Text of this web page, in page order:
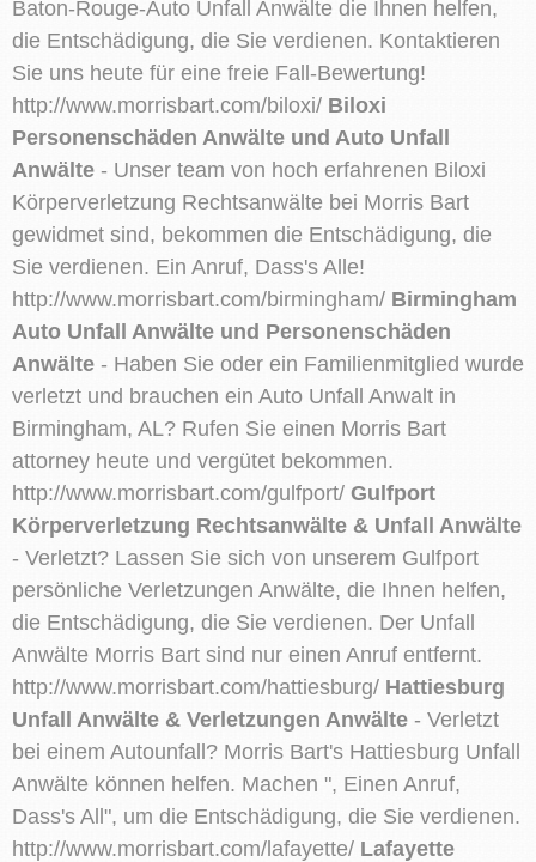
Baton-Rouge-Auto Unfall Anwälte die Ihnen helfen,
die Entschädigung, die Sie verdienen. Kontaktieren
Sie uns heute für eine freie Fall-Bewertung!
http://www.morrisbart.com/biloxi/ Biloxi
Personenschäden Anwälte und Auto Unfall
Anwälte - Unser team von hoch erfahrenen Biloxi
Körperverletzung Rechtsanwälte bei Morris Bart
gewidmet sind, bekommen die Entschädigung, die
Sie verdienen. Ein Anruf, Dass's Alle!
http://www.morrisbart.com/birmingham/ Birmingham
Auto Unfall Anwälte und Personenschäden
Anwälte - Haben Sie oder ein Familienmitglied wurde
verletzt und brauchen ein Auto Unfall Anwalt in
Birmingham, AL? Rufen Sie einen Morris Bart
attorney heute und vergütet bekommen.
http://www.morrisbart.com/gulfport/ Gulfport
Körperverletzung Rechtsanwälte & Unfall Anwälte
- Verletzt? Lassen Sie sich von unserem Gulfport
persönliche Verletzungen Anwälte, die Ihnen helfen,
die Entschädigung, die Sie verdienen. Der Unfall
Anwälte Morris Bart sind nur einen Anruf entfernt.
http://www.morrisbart.com/hattiesburg/ Hattiesburg
Unfall Anwälte & Verletzungen Anwälte - Verletzt
bei einem Autounfall? Morris Bart's Hattiesburg Unfall
Anwälte können helfen. Machen ", Einen Anruf,
Dass's All", um die Entschädigung, die Sie verdienen.
http://www.morrisbart.com/lafayette/ Lafayette